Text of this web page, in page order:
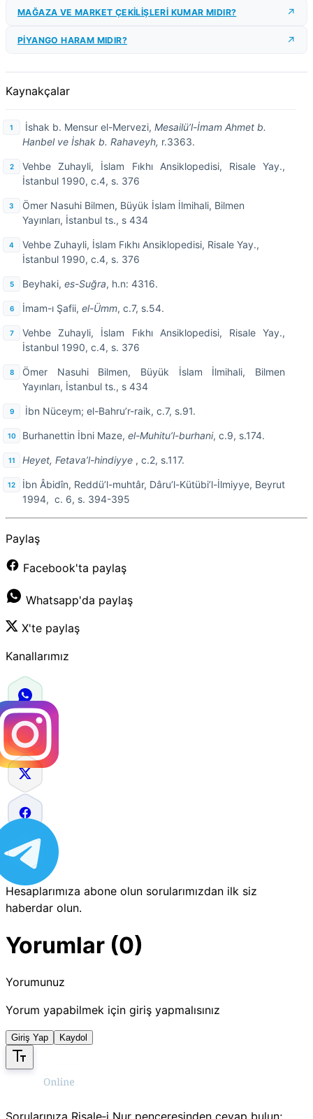
MAĞAZA VE MARKET ÇEKİLİŞLERİ KUMAR MIDIR?
PİYANGO HARAM MIDIR?
Kaynakçalar
İshak b. Mensur el-Mervezi, Mesailü’l-İmam Ahmet b.
Hanbel ve İshak b. Rahaveyh, r.3363.
Vehbe Zuhayli, İslam Fıkhı Ansiklopedisi, Risale Yay.,
İstanbul 1990, c.4, s. 376
Ömer Nasuhi Bilmen, Büyük İslam İlmihali, Bilmen
Yayınları, İstanbul ts., s 434
Vehbe Zuhayli, İslam Fıkhı Ansiklopedisi, Risale Yay.,
İstanbul 1990, c.4, s. 376
Beyhaki, es-Suğra, h.n: 4316.
İmam-ı Şafii, el-Ümm, c.7, s.54.
Vehbe Zuhayli, İslam Fıkhı Ansiklopedisi, Risale Yay.,
İstanbul 1990, c.4, s. 376
Ömer Nasuhi Bilmen, Büyük İslam İlmihali, Bilmen
Yayınları, İstanbul ts., s 434
İbn Nüceym; el-Bahru’r-raik, c.7, s.91.
Burhanettin İbni Maze, el-Muhitu’l-burhani, c.9, s.174.
Heyet, Fetava’l-hindiyye , c.2, s.117.
İbn Âbidîn, Reddü’l-muhtâr, Dâru’l-Kütübi’l-İlmiyye, Beyrut
1994, c. 6, s. 394-395
Paylaş
Facebook'ta paylaş
Whatsapp'da paylaş
X'te paylaş
Kanallarımız
Hesaplarımıza abone olun sorularımızdan ilk siz
haberdar olun.
Yorumlar (0)
Yorumunuz
Yorum yapabilmek için giriş yapmalısınız
Giriş Yap Kaydol